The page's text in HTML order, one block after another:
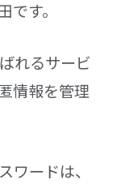
す。
れるサービ
情報を管理
ードは、